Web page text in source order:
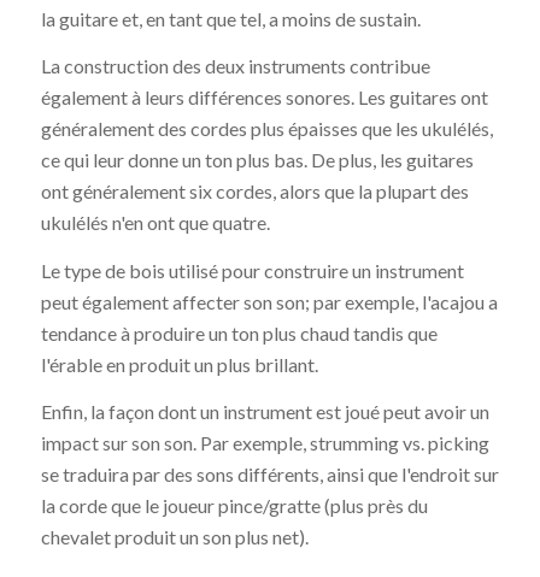
la guitare et, en tant que tel, a moins de sustain.
La construction des deux instruments contribue
également à leurs différences sonores. Les guitares ont
généralement des cordes plus épaisses que les ukulélés,
ce qui leur donne un ton plus bas. De plus, les guitares
ont généralement six cordes, alors que la plupart des
ukulélés n'en ont que quatre.
Le type de bois utilisé pour construire un instrument
peut également affecter son son; par exemple, l'acajou a
tendance à produire un ton plus chaud tandis que
l'érable en produit un plus brillant.
Enfin, la façon dont un instrument est joué peut avoir un
impact sur son son. Par exemple, strumming vs. picking
se traduira par des sons différents, ainsi que l'endroit sur
la corde que le joueur pince/gratte (plus près du
chevalet produit un son plus net).